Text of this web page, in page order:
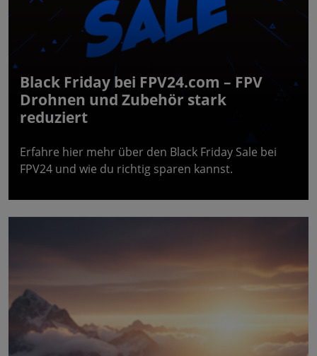
Black Friday bei FPV24.com – FPV
Drohnen und Zubehör stark
reduziert
Erfahre hier mehr über den Black Friday Sale bei
FPV24 und wie du richtig sparen kannst.